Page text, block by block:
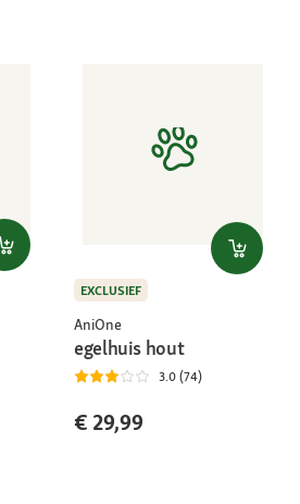
EXCLUSIEF
AniOne
egelhuis hout
3.0 (74)
€ 29,99